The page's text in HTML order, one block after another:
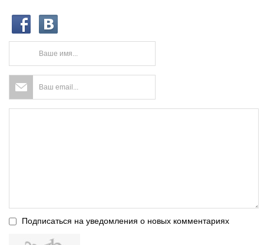
Подписаться на уведомления о новых комментариях